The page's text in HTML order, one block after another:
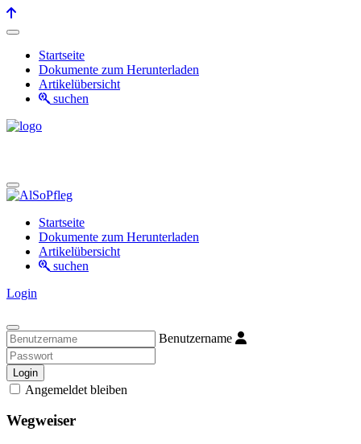
Startseite
Dokumente zum Herunterladen
Artikelübersicht
suchen
Startseite
Dokumente zum Herunterladen
Artikelübersicht
suchen
Login
Benutzername
Login
Angemeldet bleiben
Wegweiser